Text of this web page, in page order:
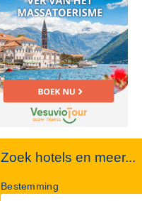
Zoek hotels en meer...
Bestemming